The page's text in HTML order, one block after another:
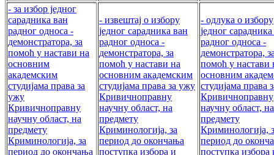
- за избор једног
сарадника ван
радног односа -
демонстратора, за
помоћ у настави на
основним
академским
студијама права за
ужу
Кривичноправну
научну област, на
предмету
Криминологија, за
период до окончања
- извештај о избору
једног сарадника ван
радног односа -
демонстратора, за
помоћ у настави на
основним академским
студијама права за ужу
Кривичноправну
научну област, на
предмету
Криминологија, за
период до окончања
поступка избора и
- одлука о избору
једног
радног односа -
демонстратора,
помоћ у настави
основним
студијама права
Кривичноправну
научну област, на
предмету
Криминологија,
период до
поступка избора